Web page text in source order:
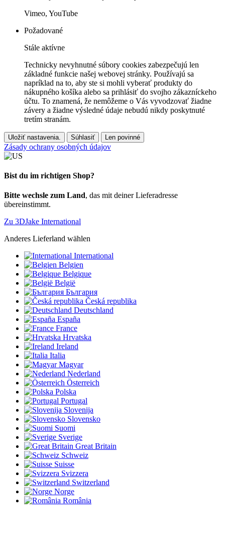
Vimeo, YouTube
Požadované
Stále aktívne
Technicky nevyhnutné súbory cookies zabezpečujú len
základné funkcie našej webovej stránky. Používajú sa
napríklad na to, aby ste si mohli vyberať produkty do
nákupného košíka alebo sa prihlásiť do svojho zákazníckeho
účtu. To znamená, že nemôžeme o Vás vyvodzovať žiadne
závery a žiadne výsledné údaje nebudú nikdy poskytnuté
tretím stranám.
Uložiť nastavenia. Súhlasiť Len povinné
Zásady ochrany osobných údajov
Bist du im richtigen Shop?
Bitte wechsle zum Land, das mit deiner Lieferadresse
übereinstimmt.
Zu 3DJake International
Anderes Lieferland wählen
International
Belgien
Belgique
België
България
Česká republika
Deutschland
España
France
Hrvatska
Ireland
Italia
Magyar
Nederland
Österreich
Polska
Portugal
Slovenija
Slovensko
Suomi
Sverige
Great Britain
Schweiz
Suisse
Svizzera
Switzerland
Norge
România